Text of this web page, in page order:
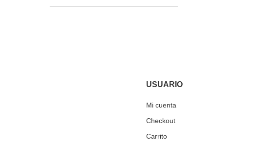
USUARIO
Mi cuenta
Checkout
Carrito